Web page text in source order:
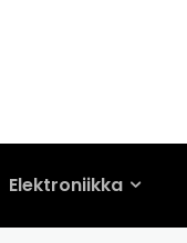
Elektroniikka